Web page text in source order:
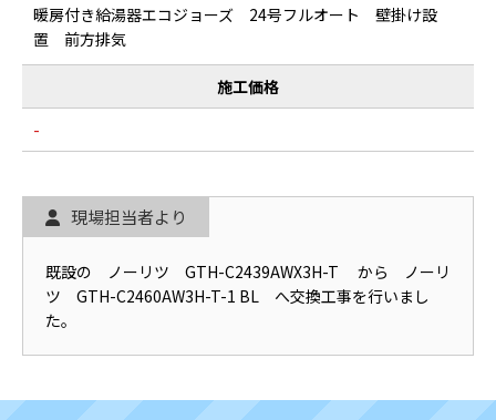
暖房付き給湯器エコジョーズ 24号フルオート 壁掛け設
置 前方排気
施工価格
-
現場担当者より
既設の ノーリツ GTH-C2439AWX3H-T から ノーリ
ツ GTH-C2460AW3H-T-1 BL へ交換工事を行いまし
た。